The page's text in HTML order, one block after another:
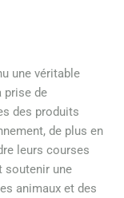
une véritable
prise de
des produits
de plus en
leurs courses
soutenir une
animaux et des